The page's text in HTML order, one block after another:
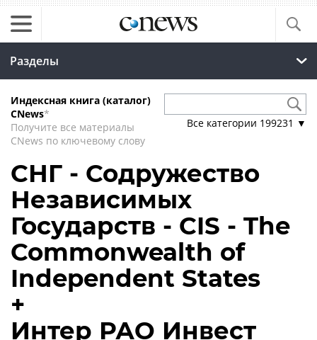
Разделы
Индексная книга (каталог)
CNews*
Получите все материалы
CNews по ключевому слову
Все категории 199231 ▼
СНГ - Содружество
Независимых
Государств - CIS - The
Commonwealth of
Independent States
+
Интер РАО Инвест